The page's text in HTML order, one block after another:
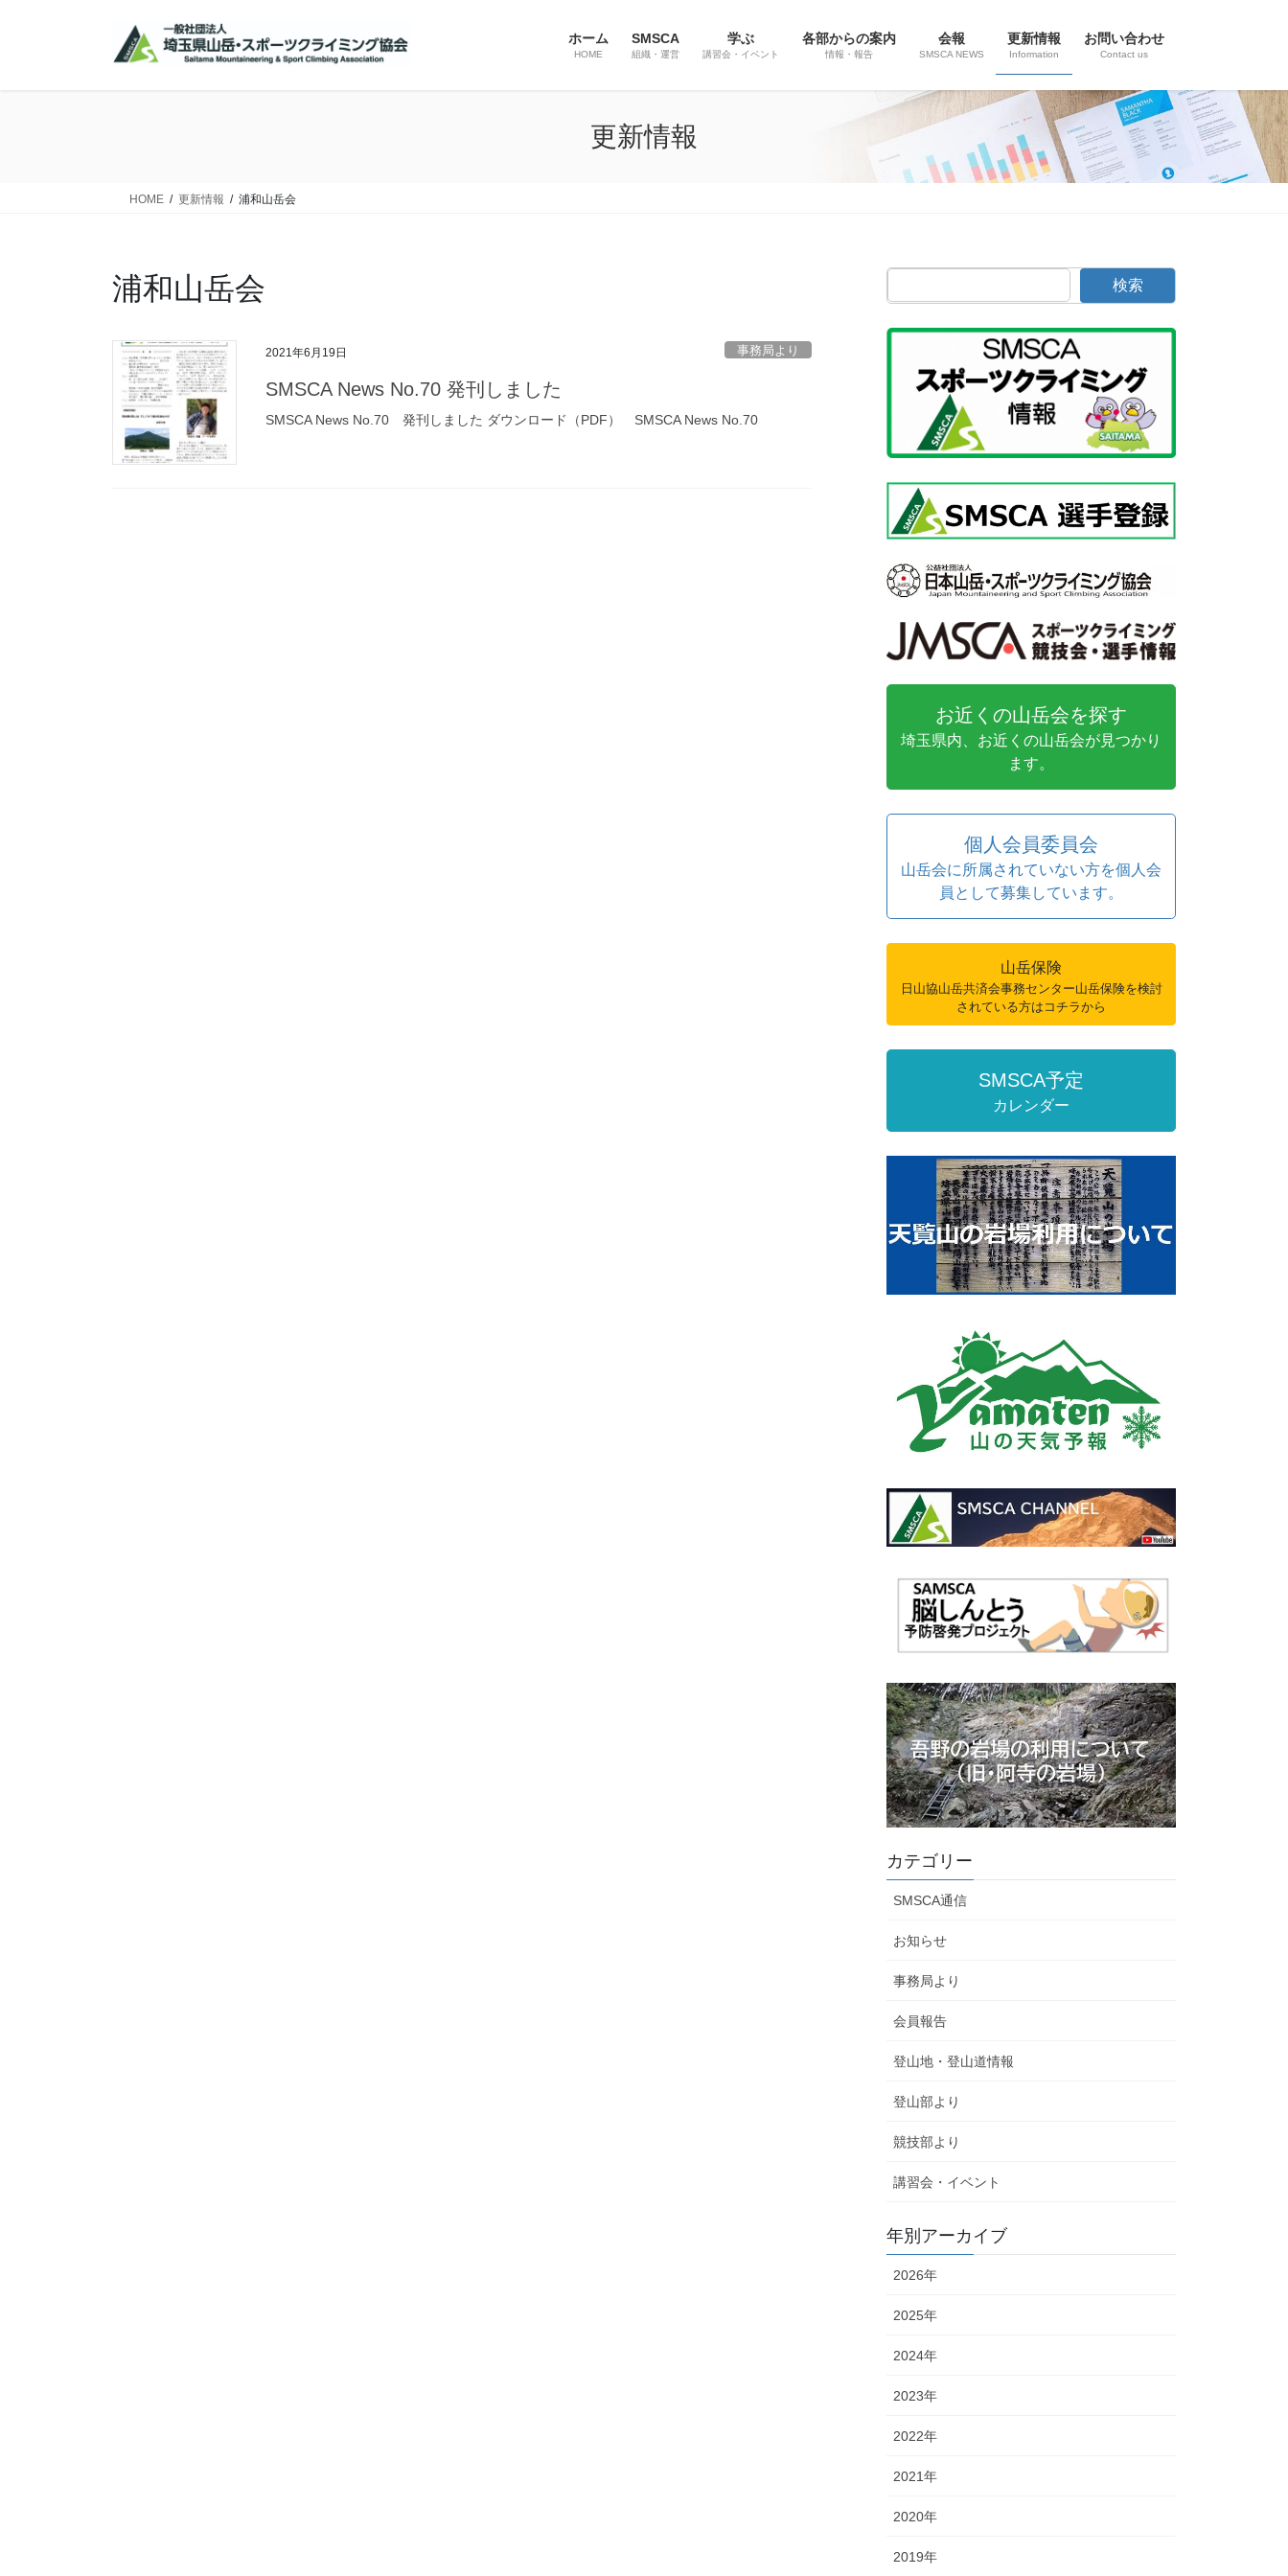
ホーム
HOME
SMSCA
組織・運営
学ぶ
講習会・イベント
各部からの案内
情報・報告
会報
SMSCA NEWS
更新情報
Information
お問い合わせ
Contact us
更新情報
HOME 更新情報 浦和山岳会
浦和山岳会
2021年6月19日 事務局より
SMSCA News No.70 発刊しました
SMSCA News No.70 発刊しました ダウンロード（PDF） SMSCA News No.70
検索
お近くの山岳会を探す
埼玉県内、お近くの山岳会が見つかり
ます。
個人会員委員会
山岳会に所属されていない方を個人会
員として募集しています。
山岳保険
日山協山岳共済会事務センター山岳保険を検討
されている方はコチラから
SMSCA予定
カレンダー
カテゴリー
SMSCA通信
お知らせ
事務局より
会員報告
登山地・登山道情報
登山部より
競技部より
講習会・イベント
年別アーカイブ
2026年
2025年
2024年
2023年
2022年
2021年
2020年
2019年